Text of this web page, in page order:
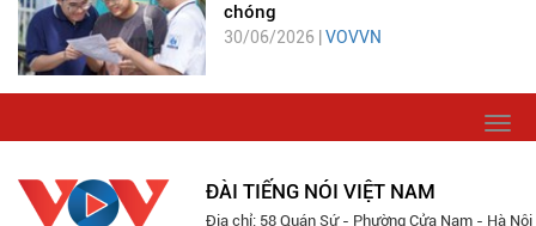
chóng
30/06/2026 | VOVVN
ĐÀI TIẾNG NÓI VIỆT NAM
Địa chỉ: 58 Quán Sứ - Phường Cửa Nam - Hà Nội